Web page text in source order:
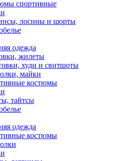
спортивные
лосины и шорты
одежда
жилеты
худи и свитшоты
майки
костюмы
тайтсы
одежда
костюмы